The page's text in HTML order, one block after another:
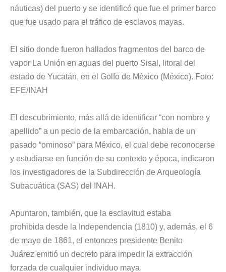
náuticas) del puerto y se identificó que fue el primer barco
que fue usado para el tráfico de esclavos mayas.
El sitio donde fueron hallados fragmentos del barco de
vapor La Unión en aguas del puerto Sisal, litoral del
estado de Yucatán, en el Golfo de México (México). Foto:
EFE/INAH
El descubrimiento, más allá de identificar “con nombre y
apellido” a un pecio de la embarcación, habla de un
pasado “ominoso” para México, el cual debe reconocerse
y estudiarse en función de su contexto y época, indicaron
los investigadores de la Subdirección de Arqueología
Subacuática (SAS) del INAH.
Apuntaron, también, que la esclavitud estaba
prohibida desde la Independencia (1810) y, además, el 6
de mayo de 1861, el entonces presidente Benito
Juárez emitió un decreto para impedir la extracción
forzada de cualquier individuo maya.